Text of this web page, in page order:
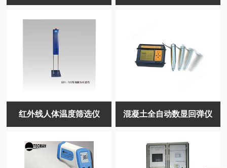
红外线人体温度筛选仪 混凝土全自动数显回弹仪